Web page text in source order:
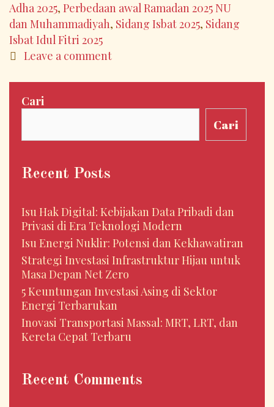
Adha 2025, Perbedaan awal Ramadan 2025 NU
dan Muhammadiyah, Sidang Isbat 2025, Sidang
Isbat Idul Fitri 2025
Leave a comment
Cari
Cari
Recent Posts
Isu Hak Digital: Kebijakan Data Pribadi dan
Privasi di Era Teknologi Modern
Isu Energi Nuklir: Potensi dan Kekhawatiran
Strategi Investasi Infrastruktur Hijau untuk
Masa Depan Net Zero
5 Keuntungan Investasi Asing di Sektor
Energi Terbarukan
Inovasi Transportasi Massal: MRT, LRT, dan
Kereta Cepat Terbaru
Recent Comments